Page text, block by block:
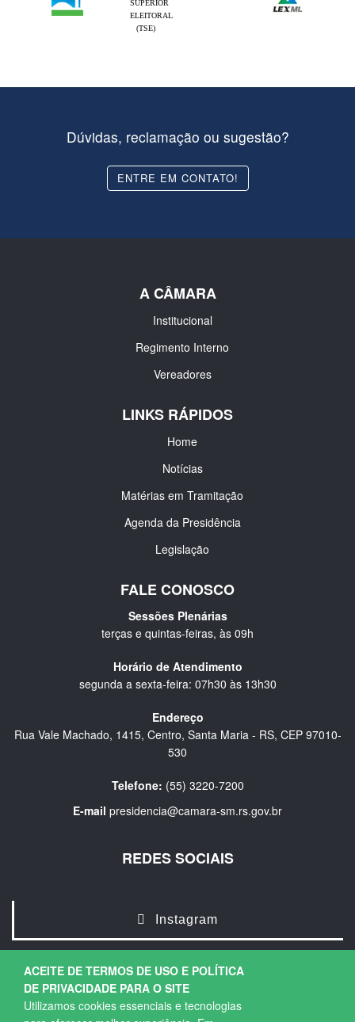
ACEITE DE TERMOS DE USO E POLÍTICA
DE PRIVACIDADE PARA O SITE
Utilizamos cookies essenciais e tecnologias
SUPERIOR
ELEITORAL
(TSE)
Dúvidas, reclamação ou sugestão?
ENTRE EM CONTATO!
A CÂMARA
Institucional
Regimento Interno
Vereadores
LINKS RÁPIDOS
Home
Notícias
Matérias em Tramitação
Agenda da Presidência
Legislação
FALE CONOSCO
Sessões Plenárias
terças e quintas-feiras, às 09h
Horário de Atendimento
segunda a sexta-feira: 07h30 às 13h30
Endereço
Rua Vale Machado, 1415, Centro, Santa Maria - RS, CEP 97010-
530
Telefone: (55) 3220-7200
E-mail presidencia@camara-sm.rs.gov.br
REDES SOCIAIS
Instagram